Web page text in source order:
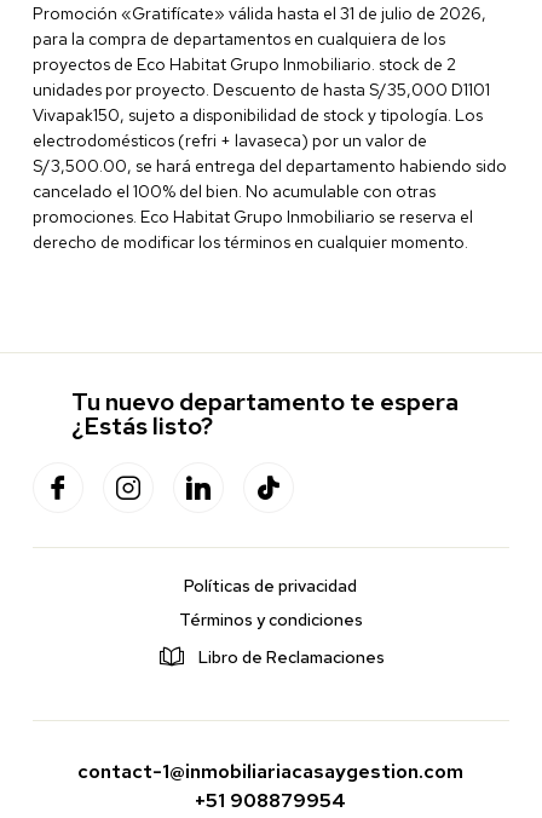
Promoción «Gratifícate» válida hasta el 31 de julio de 2026,
para la compra de departamentos en cualquiera de los
proyectos de Eco Habitat Grupo Inmobiliario. stock de 2
unidades por proyecto. Descuento de hasta S/35,000 D1101
Vivapak150, sujeto a disponibilidad de stock y tipología. Los
electrodomésticos (refri + lavaseca) por un valor de
S/3,500.00, se hará entrega del departamento habiendo sido
cancelado el 100% del bien. No acumulable con otras
promociones. Eco Habitat Grupo Inmobiliario se reserva el
derecho de modificar los términos en cualquier momento.
Tu nuevo departamento te espera
¿Estás listo?
Políticas de privacidad
Términos y condiciones
Libro de Reclamaciones
contact-1@inmobiliariacasaygestion.com
+51 908879954